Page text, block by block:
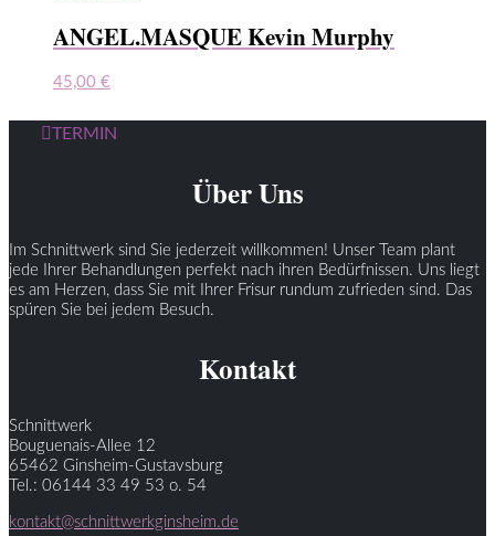
ANGEL.MASQUE Kevin Murphy
45,00 €
TERMIN
Über Uns
Im Schnittwerk sind Sie jederzeit willkommen! Unser Team plant
jede Ihrer Behandlungen perfekt nach ihren Bedürfnissen. Uns liegt
es am Herzen, dass Sie mit Ihrer Frisur rundum zufrieden sind. Das
spüren Sie bei jedem Besuch.
Kontakt
Schnittwerk
Bouguenais-Allee 12
65462 Ginsheim-Gustavsburg
Tel.: 06144 33 49 53 o. 54
kontakt@schnittwerkginsheim.de